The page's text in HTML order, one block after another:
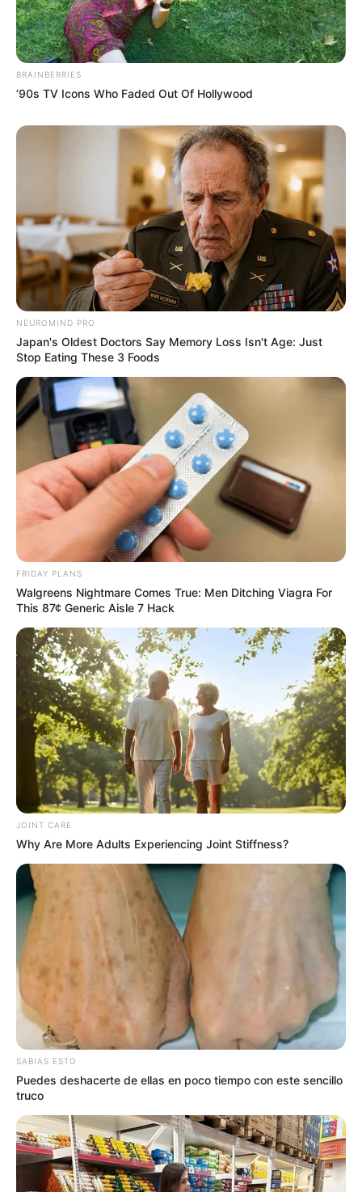
BRAINBERRIES
’90s TV Icons Who Faded Out Of Hollywood
NEUROMIND PRO
Japan's Oldest Doctors Say Memory Loss Isn't Age: Just
Stop Eating These 3 Foods
FRIDAY PLANS
Walgreens Nightmare Comes True: Men Ditching Viagra For
This 87¢ Generic Aisle 7 Hack
JOINT CARE
Why Are More Adults Experiencing Joint Stiffness?
SABIAS ESTO
Puedes deshacerte de ellas en poco tiempo con este sencillo
truco